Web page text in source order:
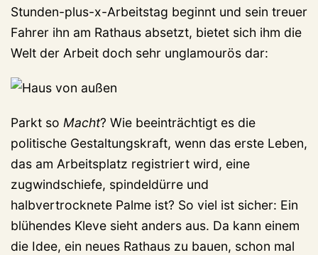
Stunden-plus-x-Arbeitstag beginnt und sein treuer
Fahrer ihn am Rathaus absetzt, bietet sich ihm die
Welt der Arbeit doch sehr unglamourös dar:
Parkt so Macht? Wie beeinträchtigt es die
politische Gestaltungskraft, wenn das erste Leben,
das am Arbeitsplatz registriert wird, eine
zugwindschiefe, spindeldürre und
halbvertrocknete Palme ist? So viel ist sicher: Ein
blühendes Kleve sieht anders aus. Da kann einem
die Idee, ein neues Rathaus zu bauen, schon mal